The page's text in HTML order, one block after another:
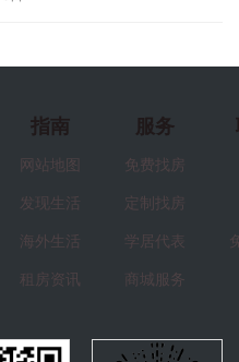
指南
网站地图
发现生活
海外生活
租房资讯
服务
免费找房
定制找房
学居代表
商城服务